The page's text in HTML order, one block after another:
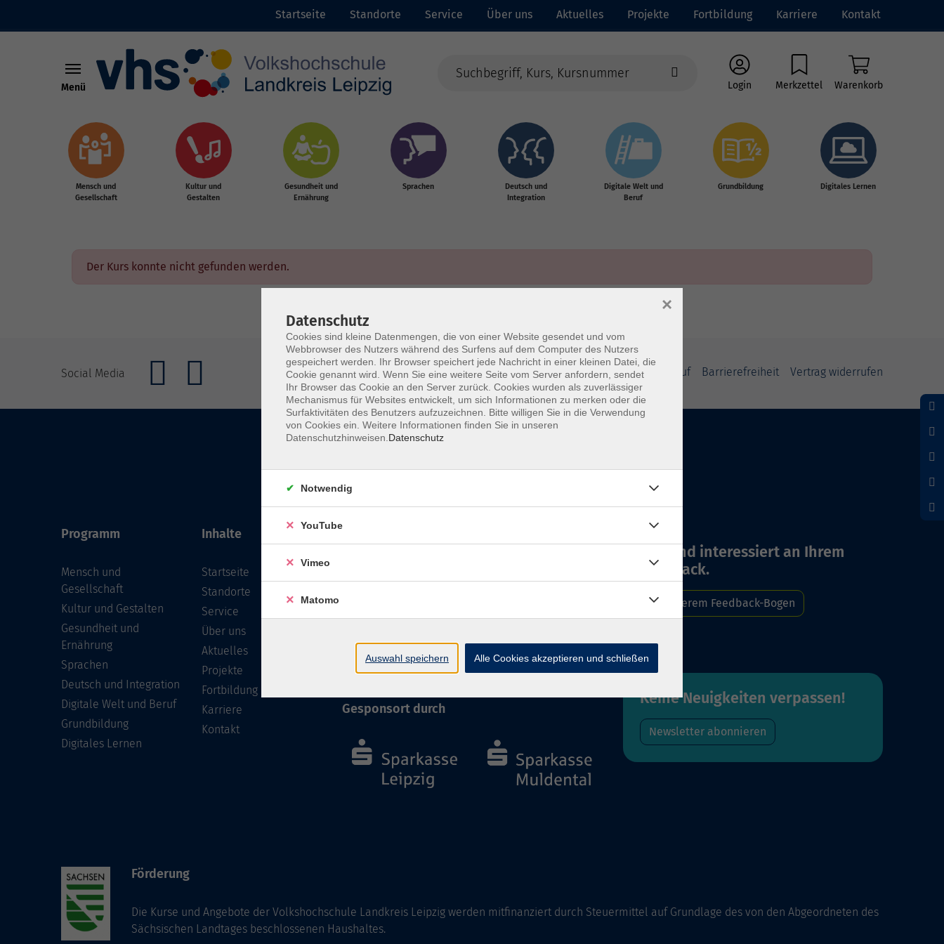
Startseite Standorte Service Über uns Aktuelles Projekte Fortbildung Karriere Kontakt
Menü Login Merkzettel Warenkorb
Mensch und
Gesellschaft
Kultur und
Gestalten
Gesundheit und
Ernährung
Sprachen
Deutsch und
Integration
Digitale Welt und
Beruf
Grundbildung Digitales Lernen
Der Kurs konnte nicht gefunden werden.
Social Media Impressum Datenschutzerklärung AGB und Widerruf Barrierefreiheit Vertrag widerrufen
Programm
Mensch und
Gesellschaft
Kultur und Gestalten
Gesundheit und
Ernährung
Sprachen
Deutsch und Integration
Digitale Welt und Beruf
Grundbildung
Digitales Lernen
Inhalte
Startseite
Standorte
Service
Über uns
Aktuelles
Projekte
Fortbildung
Karriere
Kontakt
Gesponsort durch
Wir sind interessiert an Ihrem
Feedback.
Zu unserem Feedback-Bogen
Keine Neuigkeiten verpassen!
Newsletter abonnieren
Förderung
Die Kurse und Angebote der Volkshochschule Landkreis Leipzig werden mitfinanziert durch Steuermittel auf Grundlage des von den Abgeordneten des
Sächsischen Landtages beschlossenen Haushaltes.
Datenschutz
Cookies sind kleine Datenmengen, die von einer Website gesendet und vom
Webbrowser des Nutzers während des Surfens auf dem Computer des Nutzers
gespeichert werden. Ihr Browser speichert jede Nachricht in einer kleinen Datei, die
Cookie genannt wird. Wenn Sie eine weitere Seite vom Server anfordern, sendet
Ihr Browser das Cookie an den Server zurück. Cookies wurden als zuverlässiger
Mechanismus für Websites entwickelt, um sich Informationen zu merken oder die
Surfaktivitäten des Benutzers aufzuzeichnen. Bitte willigen Sie in die Verwendung
von Cookies ein. Weitere Informationen finden Sie in unseren
Datenschutzhinweisen. Datenschutz
×
Notwendig
YouTube
Vimeo
Matomo
Auswahl speichern Alle Cookies akzeptieren und schließen